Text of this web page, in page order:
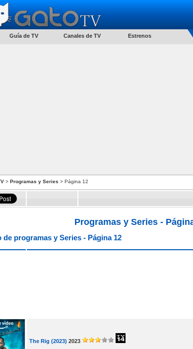
Guía de TV Canales de TV Estrenos
> Programas y Series > Página 12
Programas y Series -
de programas y Series - Página 12
The Rig (2023) 2023